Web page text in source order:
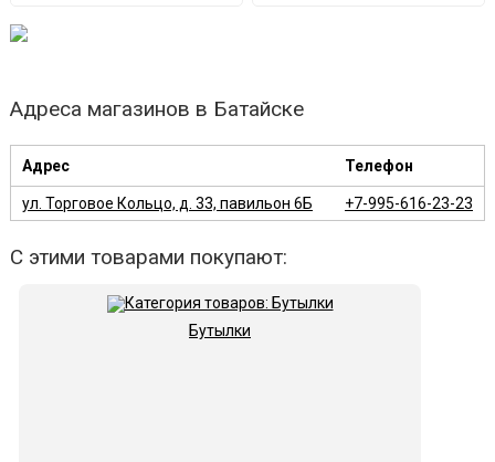
Адреса магазинов в Батайске
Адрес Телефон
ул. Торговое Кольцо, д. 33, павильон 6Б +7-995-616-23-23
С этими товарами покупают:
Бутылки